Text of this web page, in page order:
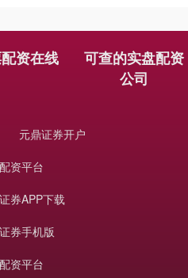
+1.27%
资在线
可查的实盘配资
公司
元鼎证券开户
资平台
券APP下载
券手机版
资平台